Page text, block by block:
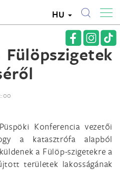
HU
Fülöpszigetek
Konferencia vezetői
a katasztrófa alapból
a Fülöp-szigetekre a
területek lakosságának